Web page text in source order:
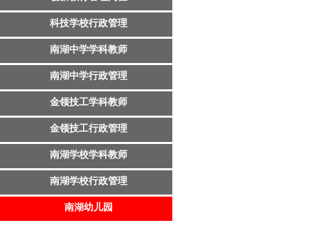
科技学校行政管理
南湖中学学科教师
南湖中学行政管理
金领技工学科教师
金领技工行政管理
南湖学校学科教师
南湖学校行政管理
南湖幼儿园